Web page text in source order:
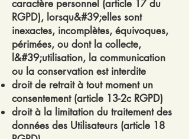
caractère personnel (article 17 du
RGPD), lorsqu&#39;elles sont
inexactes, incomplètes, équivoques,
périmées, ou dont la collecte,
l&#39;utilisation, la communication
ou la conservation est interdite
droit de retrait à tout moment un
consentement (article 13-2c RGPD)
droit à la limitation du traitement des
données des Utilisateurs (article 18